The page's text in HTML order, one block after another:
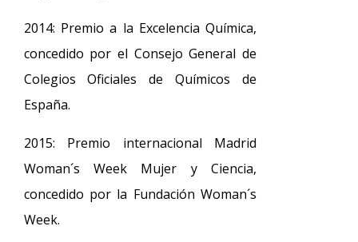
2014: Premio a la Excelencia Química,
concedido por el Consejo General de
Colegios Oficiales de Químicos de
España.
2015: Premio internacional Madrid
Woman´s Week Mujer y Ciencia,
concedido por la Fundación Woman´s
Week.